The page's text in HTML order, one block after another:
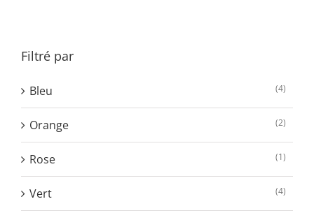
Filtré par
Bleu (4)
Orange (2)
Rose (1)
Vert (4)